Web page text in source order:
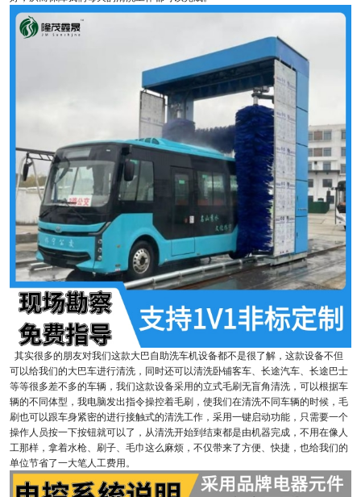
其实很多的朋友对我们这款大巴自助洗车机设备都不是很了解，这款设备不但
可以给我们的大巴车进行清洗，同时还可以清洗卧铺客车、长途汽车、长途巴士
等等很多差不多的车辆，我们这款设备采用的立式毛刷无盲角清洗，可以根据车
辆的不同体型，我电脑发出指令操控着毛刷，使我们在清洗不同车辆的时候，毛
刷也可以跟车身紧密的进行接触式的清洗工作，采用一键启动功能，只需要一个
操作人员按一下按钮就可以了，从清洗开始到结束都是由机器完成，不用在像人
工那样，拿着水枪、刷子、毛巾这么麻烦，不仅带来了方便、快捷，也给我们的
单位节省了一大笔人工费用。